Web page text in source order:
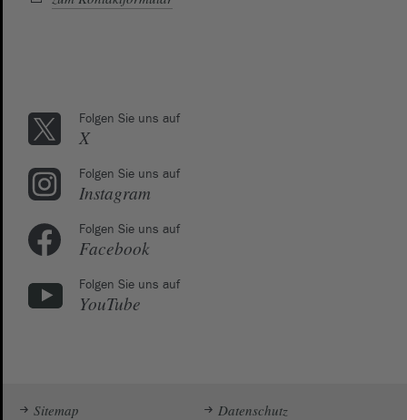
Folgen Sie uns auf
X
Folgen Sie uns auf
Instagram
Folgen Sie uns auf
Facebook
Folgen Sie uns auf
YouTube
Sitemap Datenschutz